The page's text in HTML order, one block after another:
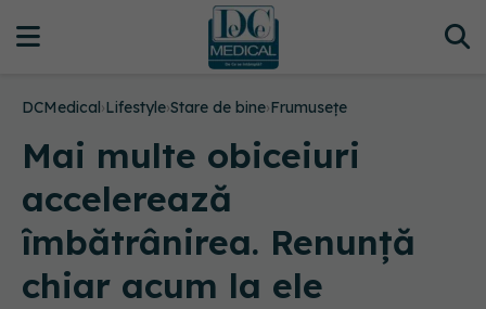
DCMedical›Lifestyle›Stare de bine›Frumusețe
Mai multe obiceiuri
accelerează
îmbătrânirea. Renunță
chiar acum la ele